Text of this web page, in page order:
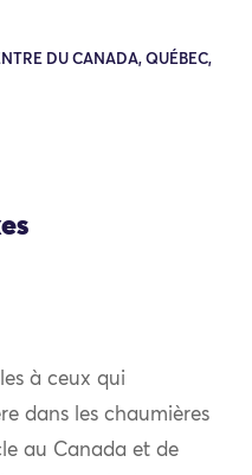
DU CANADA, QUÉBEC,
à ceux qui
dans les chaumières
au Canada et de